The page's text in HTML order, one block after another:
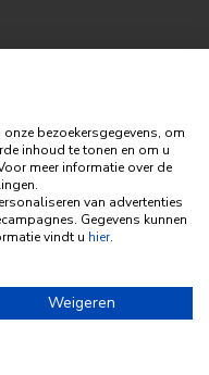
Gemaakt door
bezoekersgegevens, om
inhoud te tonen en om u
meer informatie over de
van advertenties
Gegevens kunnen
vindt u hier.
Weigeren